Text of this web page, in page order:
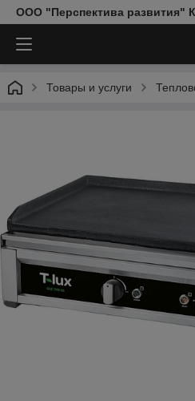
ООО "Перспектива развития"
Товары и услуги